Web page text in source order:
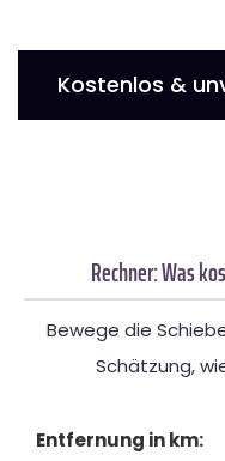
Kostenlos &
Rechner: Was
Bewege die
Schätzung,
Entfernung in km: